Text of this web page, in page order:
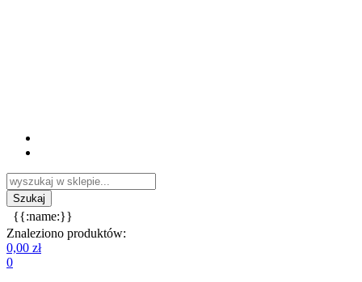
{{:name:}}
Znaleziono produktów:
0,00 zł
0